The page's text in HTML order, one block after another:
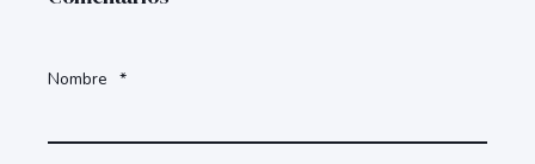
Nombre *